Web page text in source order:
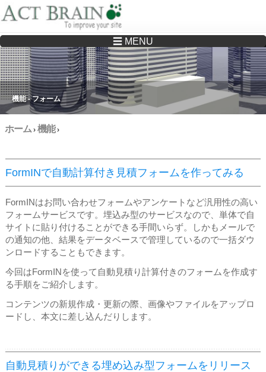
Drupalサイトの制作・保守をどこに頼んでいいか分からない方へ…まずはご相談く
ださい
☰ MENU
機能 - フォーム
ホーム› 機能›
FormINで自動計算付き見積フォームを作ってみる
FormINはお問い合わせフォームやアンケートなど汎用性の高い
フォームサービスです。埋込み型のサービスなので、単体で自
サイトに貼り付けることができる手間いらず。しかもメールで
の通知の他、結果をデータベースで管理しているので一括ダウ
ンロードすることもできます。
今回はFormINを使って自動見積り計算付きのフォームを作成す
る手順をご紹介します。
コンテンツの新規作成・更新の際、画像やファイルをアップロ
ードし、本文に差し込んだりします。
自動見積りができる埋め込み型フォームをリリース